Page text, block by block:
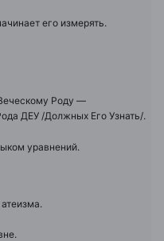
его измерять.
Роду —
ДЕУ /Должных Его Узнать/.
уравнений.